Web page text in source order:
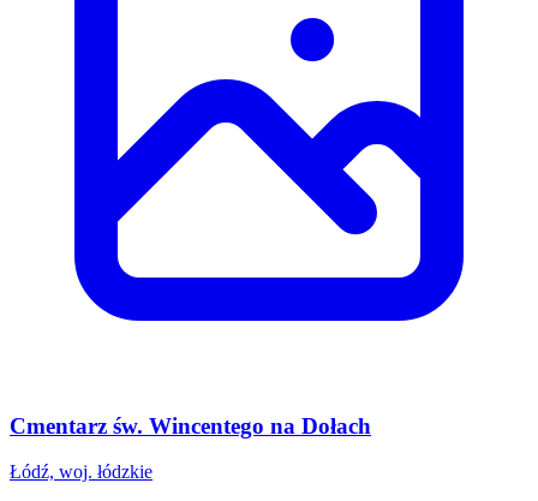
Cmentarz św. Wincentego na Dołach
Łódź, woj. łódzkie